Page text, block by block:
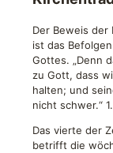
Der Beweis der
ist das
Gottes. „Denn
zu Gott, dass
halten; und
nicht schwer.“
Das vierte der
betrifft die